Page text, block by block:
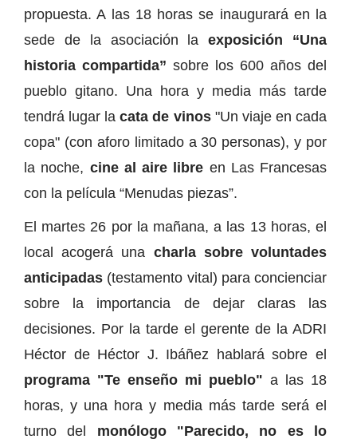
propuesta. A las 18 horas se inaugurará en la
sede de la asociación laexposición “Una
historia compartida” sobre los 600 años del
pueblo gitano. Una hora y media más tarde
tendrá lugar lacata de vinos"Un viaje en cada
copa" (con aforo limitado a 30 personas), y por
la noche, cine al aire libre en Las Francesas
con la película “Menudas piezas”.
El martes 26 por la mañana, a las 13 horas, el
local acogerá una charla sobre voluntades
anticipadas (testamento vital) para concienciar
sobre la importancia de dejar claras las
decisiones. Por la tarde el gerente de la ADRI
Héctor de Héctor J. Ibáñez hablará sobre el
programa "Te enseño mi pueblo" a las 18
horas, y una hora y media más tarde será el
turno del monólogo "Parecido, no es lo